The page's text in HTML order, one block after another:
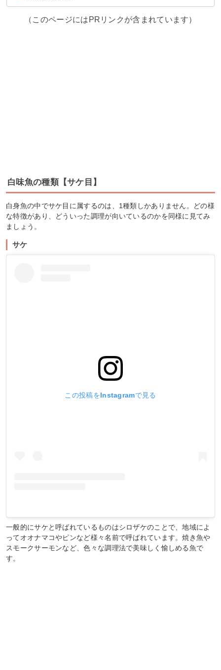
（このページにはPRリンクが含まれています）
白味魚の種類【サケ目】
白身魚の中でサケ目に属するのは、1種類しかありません。どの様
な特徴があり、どういった調理が向いているのかを同様に見てみ
ましょう。
サケ
この投稿をInstagramで見る
一般的にサケと呼ばれているものはシロザケのことで、地域によ
ってオオナマコやピンなど様々名前で呼ばれています。焼き魚や
スモークサーモンなど、色々な調理法で美味しく愉しめる魚で
す。